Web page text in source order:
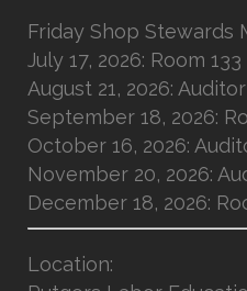
Friday Shop Stewards
July 17, 2026: Room 133
August 21, 2026:
September 18, 2026:
October 16, 2026:
November 20, 2026:
December 18, 2026:
Location: